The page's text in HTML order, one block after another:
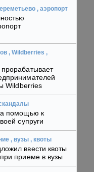
, аэропорт
, Wildberries ,
Wildberries
помощью к
супруги
, вузы , квоты
ввести квоты
приеме в вузы